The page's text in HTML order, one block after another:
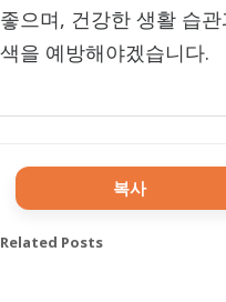
좋으며, 건강한 생활 습
색을 예방해야겠습니다.
복사
Related Posts